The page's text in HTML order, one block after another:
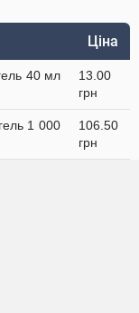
Ціна
40 мл
13.00
грн
1 000
106.50
грн